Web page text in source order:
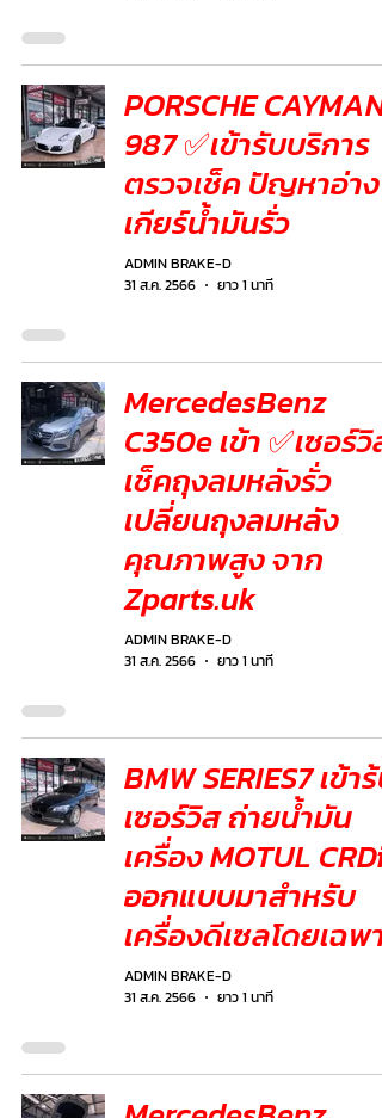
PORSCHE CAYMAN
987 ✅เข้ารับบริการ
ตรวจเช็ค ปัญหาอ่าง
เกียร์น้ำมันรั่ว
ADMIN BRAKE-D
31 ส.ค. 2566
ยาว 1 นาที
MercedesBenz
C350e เข้า ✅เซอร์วิส
เช็คถุงลมหลังรั่ว
เปลี่ยนถุงลมหลัง
คุณภาพสูง จาก
Zparts.uk
ADMIN BRAKE-D
31 ส.ค. 2566
ยาว 1 นาที
BMW SERIES7 เข้าร้บ
เซอร์วิส ถ่ายน้ำมัน
เครื่อง MOTUL CRDi
ออกแบบมาสำหรับ
เครื่องดีเซลโดยเฉพาะ
ADMIN BRAKE-D
31 ส.ค. 2566
ยาว 1 นาที